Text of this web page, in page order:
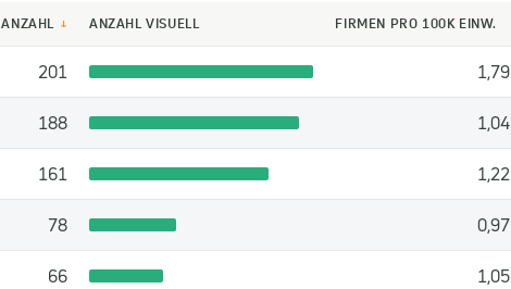
ANZAHL ↓ ANZAHL VISUELL FIRMEN PRO 100K EINW.
201 1,79
188 1,04
161 1,22
78 0,97
66 1,05